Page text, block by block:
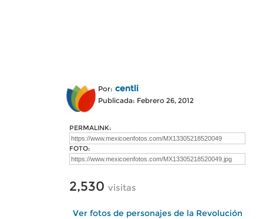
Por: centli
Publicada: Febrero 26, 2012
PERMALINK:
FOTO:
2,530 visitas
Ver fotos de personajes de la Revolución